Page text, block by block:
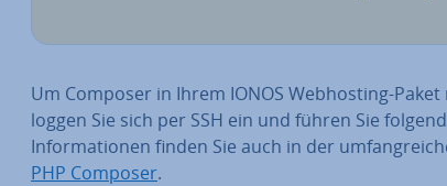
Um Composer in Ihrem IONOS Web­hos­ting-
loggen Sie sich per SSH ein und führen Sie
In­for­ma­tio­nen finden Sie auch in der
PHP Composer.